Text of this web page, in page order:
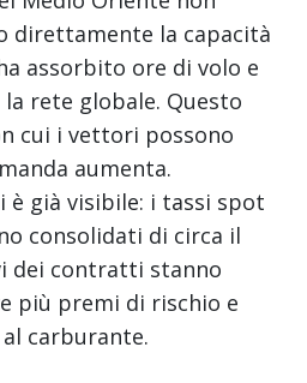
direttamente la capacità
assorbito ore di volo e
rete globale. Questo
cui i vettori possono
aumenta.
già visibile: i tassi spot
consolidati di circa il
dei contratti stanno
più premi di rischio e
carburante.